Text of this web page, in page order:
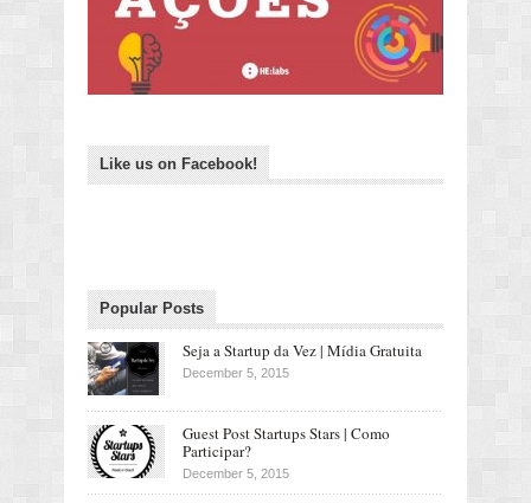
Like us on Facebook!
Popular Posts
Seja a Startup da Vez | Mídia Gratuita
December 5, 2015
Guest Post Startups Stars | Como
Participar?
December 5, 2015